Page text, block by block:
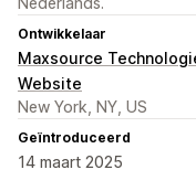
Ontwikkelaar
Maxsource
Website
New York, NY, US
Geïntroduceerd
14 maart 2025